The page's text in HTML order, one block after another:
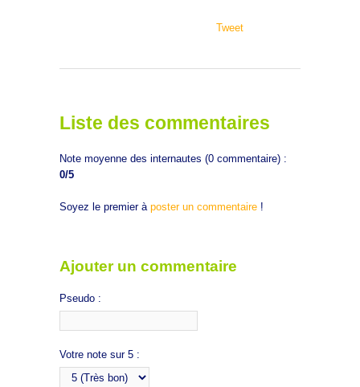
Tweet
Liste des commentaires
Note moyenne des internautes (0 commentaire) :
0/5
Soyez le premier à poster un commentaire !
Ajouter un commentaire
Pseudo :
Votre note sur 5 :